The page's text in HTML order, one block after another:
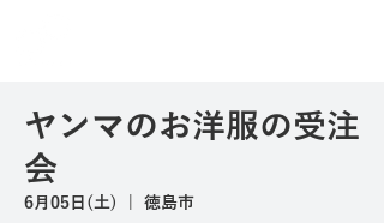
ヤンマのお洋服の受注
会
6月05日(土) 徳島市